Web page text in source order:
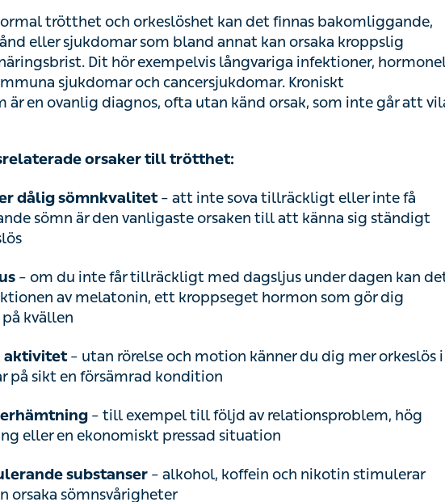
infektioner, hormonella sjukdomar, autoimmuna sjukdomar
Kroniskt trötthetssyndrom är en ovanlig diagnos, ofta utan känd
att vila bort.
orsaker till trötthet:
sömnkvalitet
sömn är den vanligaste orsaken till att känna sig ständigt trött och
– om du inte får tillräckligt med dagsljus under dagen kan det
av melatonin, ett kroppseget hormon som gör dig naturligt trött
– utan rörelse och motion känner du dig mer orkeslös i
sikt en försämrad kondition
– till exempel till följd av relationsproblem, hög
eller en ekonomiskt pressad situation
substanser– alkohol, koffein och nikotin stimulerar hjärnan
på kvällen– hjärnan behöver vila från synintryck och onaturligt
dataspel eller att scrolla på mobilen sent på kvällen.